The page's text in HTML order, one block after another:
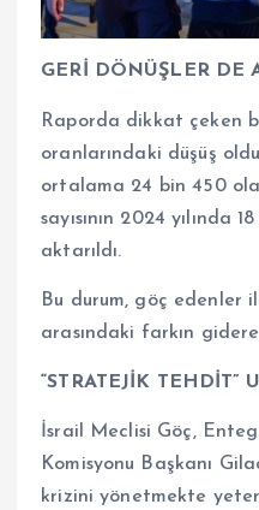
GERİ DÖNÜŞLER DE
Raporda dikkat çeken
oranlarındaki düşüş
ortalama 24 bin 450
sayısının 2024 yılında
aktarıldı.
Bu durum, göç edenler
arasındaki farkın
“STRATEJİK TEHDİT”
İsrail Meclisi Göç,
Komisyonu Başkanı
krizini yönetmekte